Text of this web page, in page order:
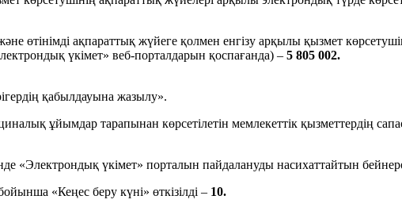
өтінімді ақпараттық жүйеге қолмен енгізу арқылы қызмет
үкімет» веб-порталдарын қоспағанда) – 5 805 002.
қабылдауына жазылу».
ұйымдар тарапынан көрсетілетін мемлекеттік қызметтердің
«Электрондық үкімет» порталын пайдалануды насихаттайтын
«Кеңес беру күні» өткізілді – 10.